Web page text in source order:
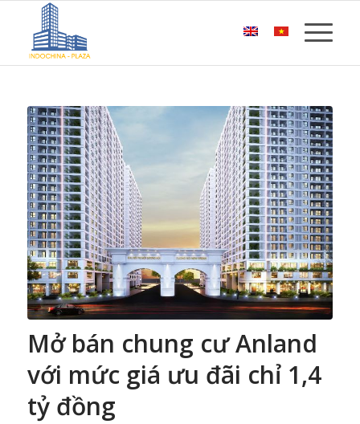
Mở bán chung cư Anland
với mức giá ưu đãi chỉ 1,4
tỷ đồng